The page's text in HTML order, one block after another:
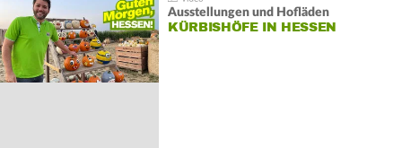
Ausstellungen und Hofläden
KÜRBISHÖFE IN HESSEN